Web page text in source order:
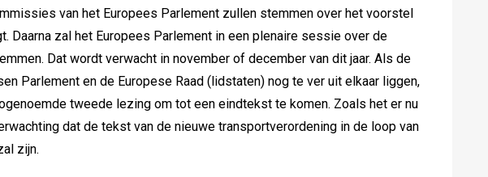
van het Europees Parlement zullen stemmen over het voorstel
Daarna zal het Europees Parlement in een plenaire sessie over de
Dat wordt verwacht in november of december van dit jaar. Als de
Parlement en de Europese Raad (lidstaten) nog te ver uit elkaar liggen,
tweede lezing om tot een eindtekst te komen. Zoals het er nu
dat de tekst van de nieuwe transportverordening in de loop van
zijn.